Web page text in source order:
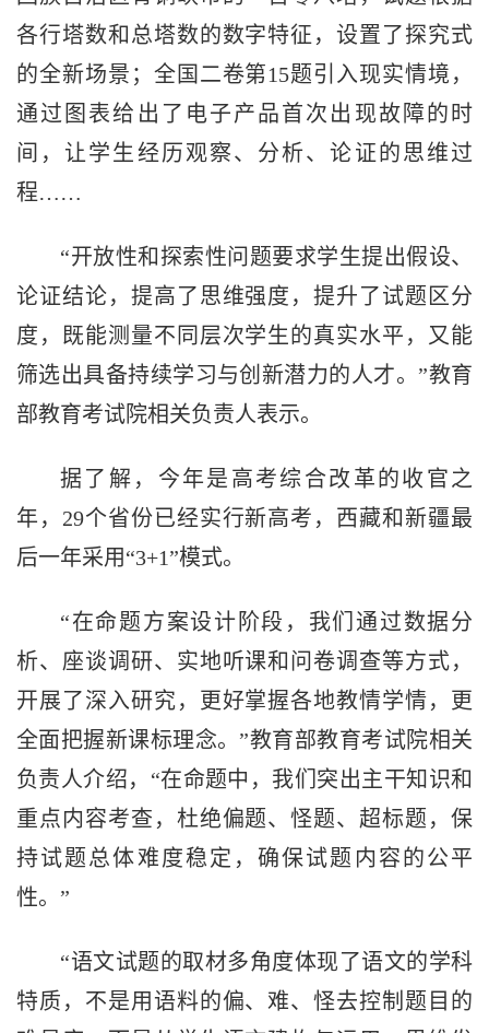
各行塔数和总塔数的数字特征，设置了探究式
的全新场景；全国二卷第15题引入现实情境，
通过图表给出了电子产品首次出现故障的时
间，让学生经历观察、分析、论证的思维过
程……
“开放性和探索性问题要求学生提出假设、
论证结论，提高了思维强度，提升了试题区分
度，既能测量不同层次学生的真实水平，又能
筛选出具备持续学习与创新潜力的人才。”教育
部教育考试院相关负责人表示。
据了解，今年是高考综合改革的收官之
年，29个省份已经实行新高考，西藏和新疆最
后一年采用“3+1”模式。
“在命题方案设计阶段，我们通过数据分
析、座谈调研、实地听课和问卷调查等方式，
开展了深入研究，更好掌握各地教情学情，更
全面把握新课标理念。”教育部教育考试院相关
负责人介绍，“在命题中，我们突出主干知识和
重点内容考查，杜绝偏题、怪题、超标题，保
持试题总体难度稳定，确保试题内容的公平
性。”
“语文试题的取材多角度体现了语文的学科
特质，不是用语料的偏、难、怪去控制题目的